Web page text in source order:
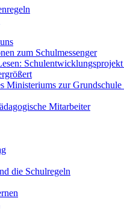
zum Schulmessenger
Ministeriums zur
Mitarbeiter
die Schulregeln